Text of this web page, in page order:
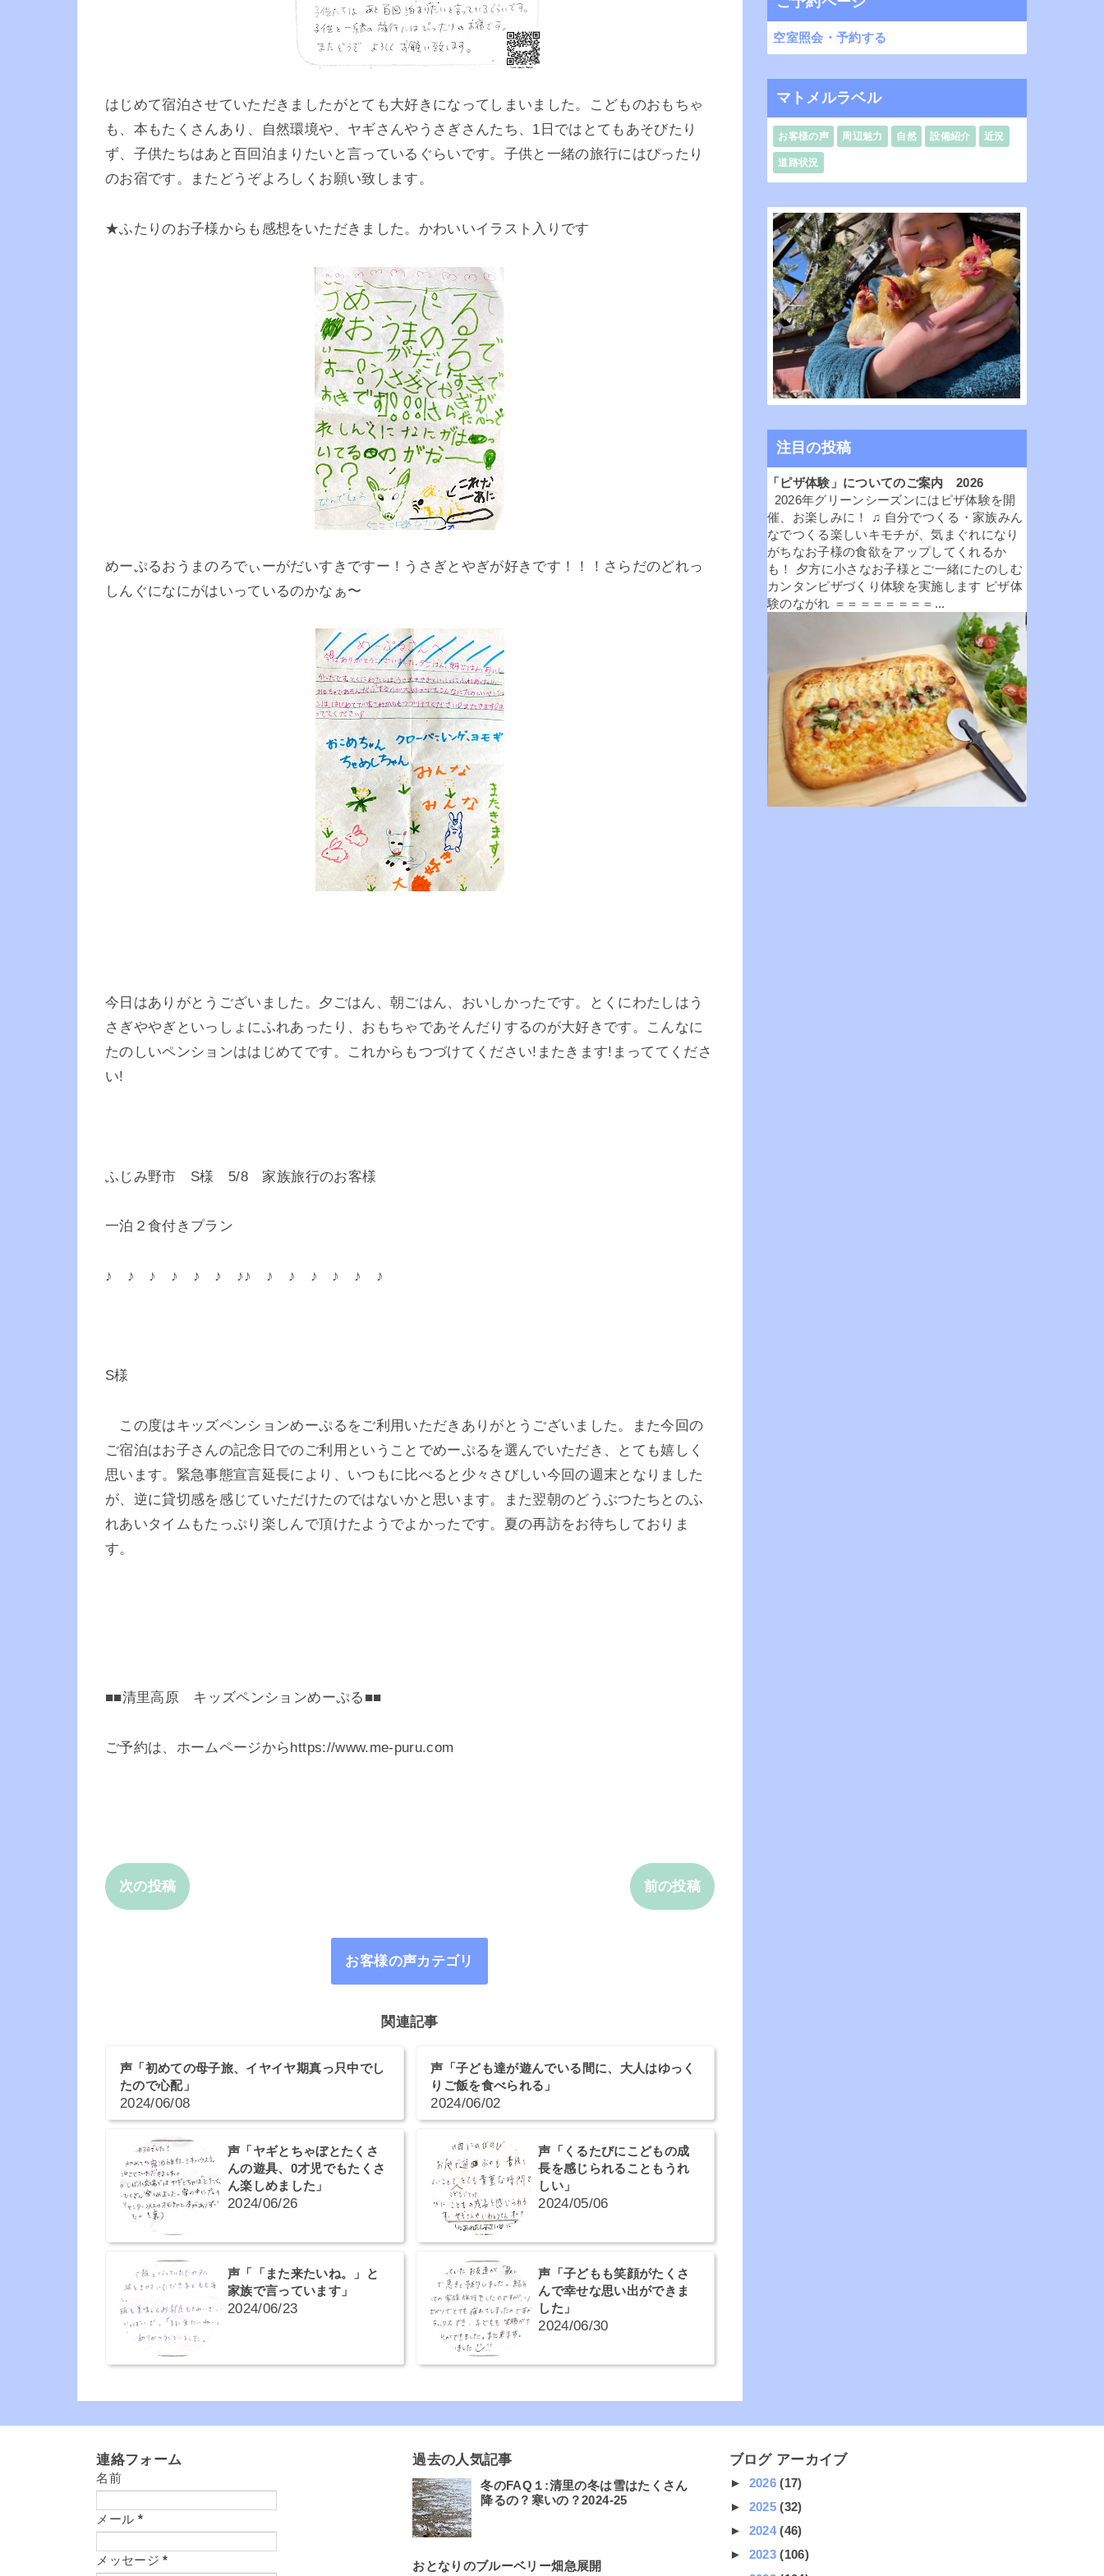
はじめて宿泊させていただきましたがとても大好きになってしまいました。こどものおもちゃ
も、本もたくさんあり、自然環境や、ヤギさんやうさぎさんたち、1日ではとてもあそびたり
ず、子供たちはあと百回泊まりたいと言っているぐらいです。子供と一緒の旅行にはぴったり
のお宿です。またどうぞよろしくお願い致します。
★ふたりのお子様からも感想をいただきました。かわいいイラスト入りです
めーぷるおうまのろでぃーがだいすきですー！うさぎとやぎが好きです！！！さらだのどれっ
しんぐになにがはいっているのかなぁ〜
今日はありがとうございました。夕ごはん、朝ごはん、おいしかったです。とくにわたしはう
さぎややぎといっしょにふれあったり、おもちゃであそんだりするのが大好きです。こんなに
たのしいペンションははじめてです。これからもつづけてください!またきます!まっててくださ
い!
ふじみ野市 S様 5/8 家族旅行のお客様
一泊２食付きプラン
♪ ♪ ♪ ♪ ♪ ♪ ♪♪ ♪ ♪ ♪ ♪ ♪ ♪
S様
この度はキッズペンションめーぷるをご利用いただきありがとうございました。また今回の
ご宿泊はお子さんの記念日でのご利用ということでめーぷるを選んでいただき、とても嬉しく
思います。緊急事態宣言延長により、いつもに比べると少々さびしい今回の週末となりました
が、逆に貸切感を感じていただけたのではないかと思います。また翌朝のどうぶつたちとのふ
れあいタイムもたっぷり楽しんで頂けたようでよかったです。夏の再訪をお待ちしておりま
す。
■■清里高原 キッズペンションめーぷる■■
ご予約は、ホームページからhttps://www.me-puru.com
次の投稿 前の投稿
お客様の声カテゴリ
関連記事
声「初めての母子旅、イヤイヤ期真っ只中でし
たので心配」
2024/06/08
声「子ども達が遊んでいる間に、大人はゆっく
りご飯を食べられる」
2024/06/02
声「ヤギとちゃぼとたくさ
んの遊具、0才児でもたくさ
ん楽しめました」
2024/06/26
声「くるたびにこどもの成
長を感じられることもうれ
しい」
2024/05/06
声「「また来たいね。」と
家族で言っています」
2024/06/23
声「子どもも笑顔がたくさ
んで幸せな思い出ができま
した」
2024/06/30
空室照会・予約する
マトメルラベル
お客様の声 周辺魅力 自然 設備紹介 近況
道路状況
注目の投稿
「ピザ体験」についてのご案内 2026
2026年グリーンシーズンにはピザ体験を開
催、お楽しみに！ ♫ 自分でつくる・家族みん
なでつくる楽しいキモチが、気まぐれになり
がちなお子様の食欲をアップしてくれるか
も！ 夕方に小さなお子様とご一緒にたのしむ
カンタンピザづくり体験を実施します ピザ体
験のながれ ＝＝＝＝＝＝＝＝...
連絡フォーム
名前
メール *
メッセージ*
過去の人気記事
冬のFAQ１:清里の冬は雪はたくさん
降るの？寒いの？2024-25
おとなりのブルーベリー畑急展開
ブログ アーカイブ
► 2026(17)
► 2025(32)
► 2024(46)
► 2023(106)